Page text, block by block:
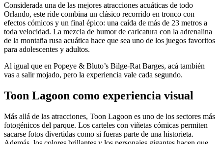
Considerada una de las mejores atracciones acuáticas de todo
Orlando, este ride combina un clásico recorrido en tronco con
efectos cómicos y un final épico: una caída de más de 23 metros a
toda velocidad. La mezcla de humor de caricatura con la adrenalina
de la montaña rusa acuática hace que sea uno de los juegos favoritos
para adolescentes y adultos.
Al igual que en Popeye & Bluto’s Bilge-Rat Barges, acá también
vas a salir mojado, pero la experiencia vale cada segundo.
Toon Lagoon como experiencia visual
Más allá de las atracciones, Toon Lagoon es uno de los sectores más
fotogénicos del parque. Los carteles con viñetas cómicas permiten
sacarse fotos divertidas como si fueras parte de una historieta.